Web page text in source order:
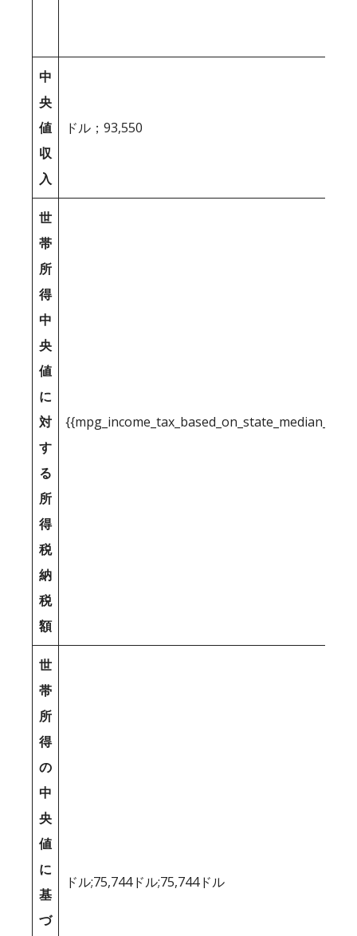
中
央
値
収
入
ドル；93,550
世
帯
所
得
中
央
値
に
対
す
る
所
得
税
納
税
額
世
帯
所
得
の
中
央
値
に
基
づ
ドル;75,744ドル;75,744ドル